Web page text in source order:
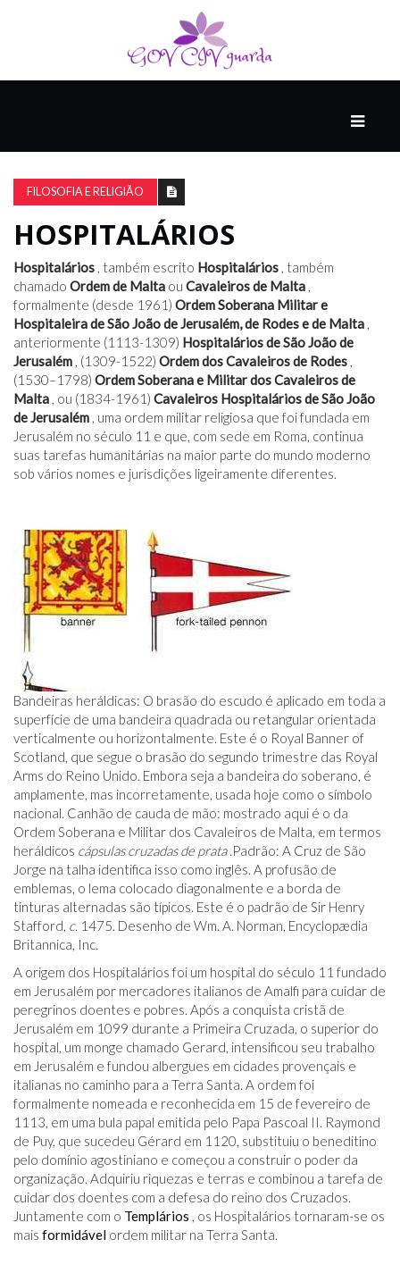
DO
THINK
COMPANHEIRO
COMEÇA
COM
UM
ESTRONDO
FILOSOFIA E RELIGIÃO
HOSPITALÁRIOS
Hospitalários , também escrito Hospitalários , também
chamado Ordem de Malta ou Cavaleiros de Malta ,
formalmente (desde 1961) Ordem Soberana Militar e
Hospitaleira de São João de Jerusalém, de Rodes e de Malta ,
anteriormente (1113-1309) Hospitalários de São João de
Jerusalém , (1309-1522) Ordem dos Cavaleiros de Rodes ,
(1530–1798) Ordem Soberana e Militar dos Cavaleiros de
Malta , ou (1834-1961) Cavaleiros Hospitalários de São João
de Jerusalém , uma ordem militar religiosa que foi fundada em
Jerusalém no século 11 e que, com sede em Roma, continua
suas tarefas humanitárias na maior parte do mundo moderno
sob vários nomes e jurisdições ligeiramente diferentes.
Bandeiras heráldicas: O brasão do escudo é aplicado em toda a
superfície de uma bandeira quadrada ou retangular orientada
verticalmente ou horizontalmente. Este é o Royal Banner of
Scotland, que segue o brasão do segundo trimestre das Royal
Arms do Reino Unido. Embora seja a bandeira do soberano, é
amplamente, mas incorretamente, usada hoje como o símbolo
nacional. Canhão de cauda de mão: mostrado aqui é o da
Ordem Soberana e Militar dos Cavaleiros de Malta, em termos
heráldicos cápsulas cruzadas de prata.Padrão: A Cruz de São
Jorge na talha identifica isso como inglês. A profusão de
emblemas, o lema colocado diagonalmente e a borda de
tinturas alternadas são típicos. Este é o padrão de Sir Henry
Stafford, c. 1475. Desenho de Wm. A. Norman, Encyclopædia
Britannica, Inc.
A origem dos Hospitalários foi um hospital do século 11 fundado
em Jerusalém por mercadores italianos de Amalfi para cuidar de
peregrinos doentes e pobres. Após a conquista cristã de
Jerusalém em 1099 durante a Primeira Cruzada, o superior do
hospital, um monge chamado Gerard, intensificou seu trabalho
em Jerusalém e fundou albergues em cidades provençais e
italianas no caminho para a Terra Santa. A ordem foi
formalmente nomeada e reconhecida em 15 de fevereiro de
1113, em uma bula papal emitida pelo Papa Pascoal II. Raymond
de Puy, que sucedeu Gérard em 1120, substituiu o beneditino
pelo domínio agostiniano e começou a construir o poder da
organização. Adquiriu riquezas e terras e combinou a tarefa de
cuidar dos doentes com a defesa do reino dos Cruzados.
Juntamente com o Templários , os Hospitalários tornaram-se os
mais formidável ordem militar na Terra Santa.